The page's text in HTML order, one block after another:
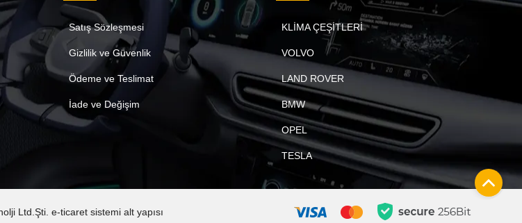
Satış Sözleşmesi
Gizlilik ve Güvenlik
Ödeme ve Teslimat
İade ve Değişim
KLİMA ÇEŞİTLERİ
VOLVO
LAND ROVER
BMW
OPEL
TESLA
Ltd.Şti. e-ticaret sistemi alt yapısı